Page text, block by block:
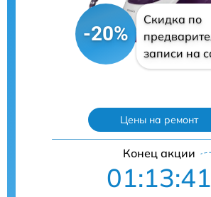
-20%
Скидка по
записи на
Цены на ремонт
Конец акции
01:13:40